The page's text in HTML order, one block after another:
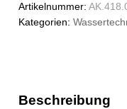
Artikelnummer:
Kategorien:
Beschreibung